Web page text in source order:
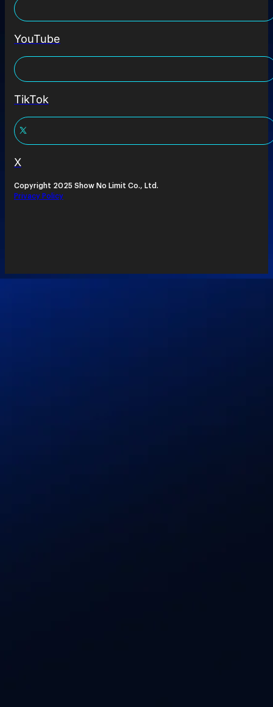
YouTube
TikTok
X
Copyright 2025 Show No Limit Co., Ltd.
Privacy Policy